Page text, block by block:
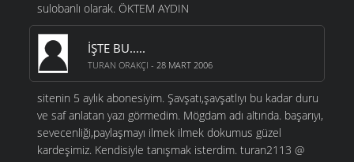
sulobanlı olarak. ÖKTEM AYDIN
İŞTE BU.....
TURAN ORAKÇI - 28 MART 2006
sitenin 5 aylık abonesiyim. Şavşatı,şavşatlıyı bu kadar duru
ve saf anlatan yazı görmedim. Mögdam adı altında. başarıyı,
sevecenliği,paylaşmayı ilmek ilmek dokumus güzel
kardeşimiz. Kendisiyle tanışmak isterdim. turan2113 @